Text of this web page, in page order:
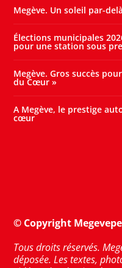
Megève. Un soleil par-
Élections municipales
pour une station sous
Megève. Gros succès
du Cœur »
A Megève, le prestige
cœur
© Copyright
Tous droits réservés.
déposée. Les textes,